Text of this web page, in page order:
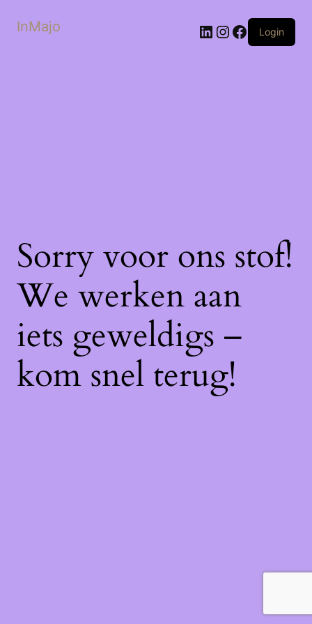
InMajo LinkedIn
Instagram
Facebook
Login
Sorry voor ons stof!
We werken aan
iets geweldigs –
kom snel terug!